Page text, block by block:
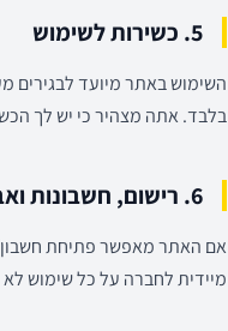
5. כשירות לשימוש
בלבד. אתה מצהיר כי יש לך
6. רישום, חשבונות ואבטחה
אם האתר מאפשר פתיחת
מיידית לחברה על כל שימוש